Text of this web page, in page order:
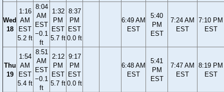
Wed
18
1:16
AM
EST
5.2 ft
8:04
AM
EST
−0.1
ft
1:32
PM
EST
5.7 ft
8:37
PM
EST
0.0 ft
6:49 AM
EST
5:40
PM
EST
7:24 AM
EST
7:10 PM
EST
Thu
19
1:54
AM
EST
5.4 ft
8:51
AM
EST
−0.1
ft
2:12
PM
EST
5.7 ft
9:17
PM
EST
0.0 ft
6:48 AM
EST
5:41
PM
EST
7:47 AM
EST
8:19 PM
EST